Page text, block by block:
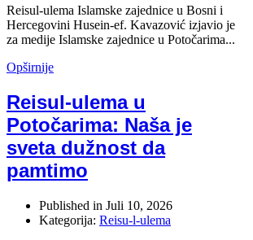
Reisul-ulema Islamske zajednice u Bosni i
Hercegovini Husein-ef. Kavazović izjavio je
za medije Islamske zajednice u Potočarima...
Opširnije
Reisul-ulema u
Potočarima: Naša je
sveta dužnost da
pamtimo
Published in Juli 10, 2026
Kategorija: Reisu-l-ulema